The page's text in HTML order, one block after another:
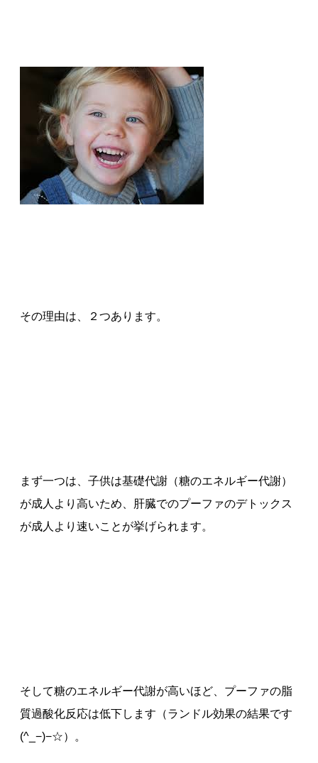
その理由は、２つあります。
まず一つは、子供は基礎代謝（糖のエネルギー代謝）
が成人より高いため、肝臓でのプーファのデトックス
が成人より速いことが挙げられます。
そして糖のエネルギー代謝が高いほど、プーファの脂
質過酸化反応は低下します（ランドル効果の結果です
(^_−)−☆）。